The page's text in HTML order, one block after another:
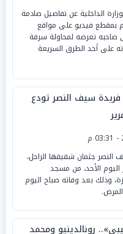
الداخلية عن تفاصيل صادمة
بمقطع فيديو على مواقع
صاحبه تعرضه لمحاولة سرقة
على أحد الطرق السريعة
سيف النصر تودع
جثمان شقيقها الراحل،
اليوم الأحد، من مسجد
وذلك بعد وفاته صباح اليوم
رونالدينيو ومحمد